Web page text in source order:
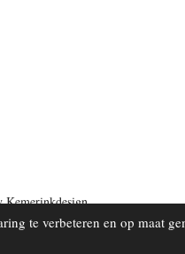
te verbeteren en op maat
Kemerinkdesign